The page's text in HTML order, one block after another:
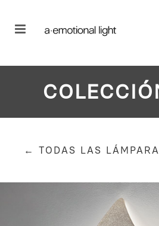
← TODAS LAS